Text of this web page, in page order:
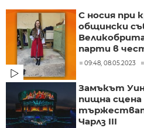
С носия при
общински
парти в
09:48, 08.05.2023
Замъкът
пищна
Чарлз III